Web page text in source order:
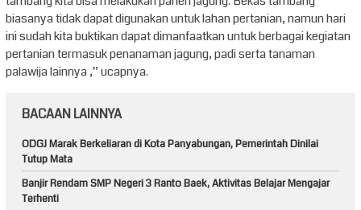
biasanya tidak dapat digunakan untuk lahan pertanian, namun hari
ini sudah kita buktikan dapat dimanfaatkan untuk berbagai kegiatan
pertanian termasuk penanaman jagung, padi serta tanaman
palawija lainnya ,” ucapnya.
BACAAN LAINNYA
ODGJ Marak Berkeliaran di Kota Panyabungan, Pemerintah Dinilai
Tutup Mata
Banjir Rendam SMP Negeri 3 Ranto Baek, Aktivitas Belajar Mengajar
Terhenti